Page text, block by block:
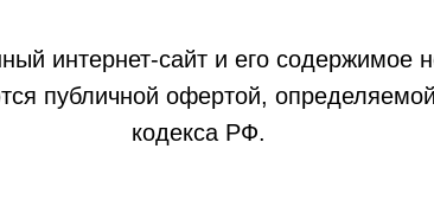
интернет-сайт и его содержимое
публичной офертой,
кодекса РФ.